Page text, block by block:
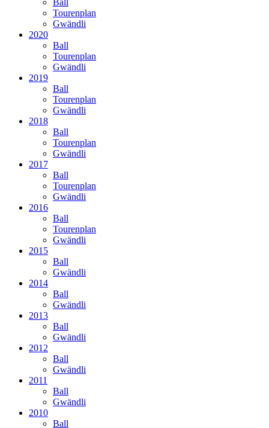
Ball
Tourenplan
Gwändli
2020
Ball
Tourenplan
Gwändli
2019
Ball
Tourenplan
Gwändli
2018
Ball
Tourenplan
Gwändli
2017
Ball
Tourenplan
Gwändli
2016
Ball
Tourenplan
Gwändli
2015
Ball
Gwändli
2014
Ball
Gwändli
2013
Ball
Gwändli
2012
Ball
Gwändli
2011
Ball
Gwändli
2010
Ball